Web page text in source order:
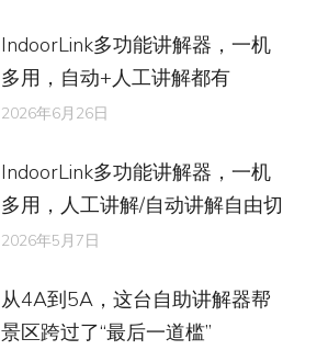
IndoorLink多功能讲解器，一机
多用，自动+人工讲解都有
2026年6月26日
IndoorLink多功能讲解器，一机
多用，人工讲解/自动讲解自由切
2026年5月7日
从4A到5A，这台自助讲解器帮
景区跨过了“最后一道槛”